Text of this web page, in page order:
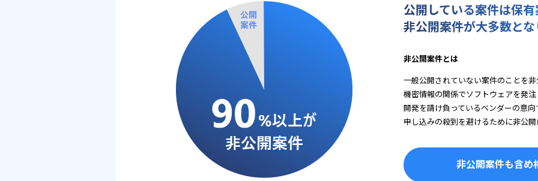
公開している案件は保
非公開案件が大多数と
非公開案件とは
一般公開されていない案件のことを
機密情報の関係でソフトウェアを発
開発を請け負っているベンダーの意
申し込みの殺到を避けるために非公
非公開案件も含め